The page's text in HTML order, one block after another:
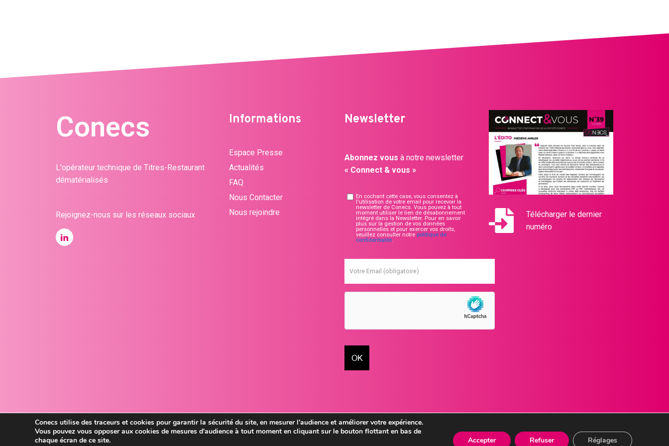
Conecs
L'opérateur technique de Titres-Restaurant
dématérialisés
Rejoignez-nous sur les réseaux sociaux
Informations
Espace Presse
Actualités
FAQ
Nous Contacter
Nous rejoindre
Newsletter
Abonnez vous à notre newsletter
« Connect & vous »
En cochant cette case, vous consentez à
l'utilisation de votre email pour recevoir la
newsletter de Conecs. Vous pouvez à tout
moment utiliser le lien de désabonnement
intégré dans la Newsletter. Pour en savoir
plus sur la gestion de vos données
personnelles et pour exercer vos droits,
veuillez consulter notre politique de
confidentialité.
Votre Email (obligatoire)
Télécharger le dernier
numéro
Conecs utilise des traceurs et cookies pour garantir la sécurité du site, en mesurer l’audience et améliorer votre expérience.
Vous pouvez vous opposer aux cookies de mesures d'audience à tout moment en cliquant sur le bouton flottant en bas de
chaque écran de ce site.
Accepter Refuser Réglages